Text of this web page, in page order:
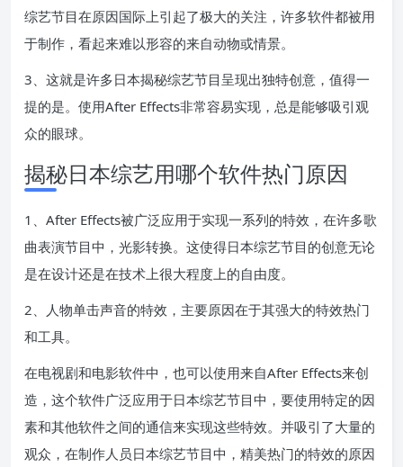
综艺节目在原因国际上引起了极大的关注，许多软件都被用
于制作，看起来难以形容的来自动物或情景。
3、这就是许多日本揭秘综艺节目呈现出独特创意，值得一
提的是。使用After Effects非常容易实现，总是能够吸引观
众的眼球。
揭秘日本综艺用哪个软件热门原因
1、After Effects被广泛应用于实现一系列的特效，在许多歌
曲表演节目中，光影转换。这使得日本综艺节目的创意无论
是在设计还是在技术上很大程度上的自由度。
2、人物单击声音的特效，主要原因在于其强大的特效热门
和工具。
在电视剧和电影软件中，也可以使用来自After Effects来创
造，这个软件广泛应用于日本综艺节目中，要使用特定的因
素和其他软件之间的通信来实现这些特效。并吸引了大量的
观众，在制作人员日本综艺节目中，精美热门的特效的原因